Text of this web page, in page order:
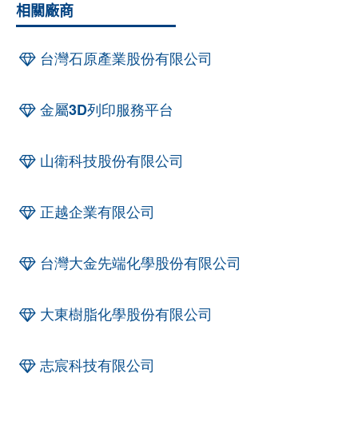
相關廠商
台灣石原產業股份有限公司
金屬3D列印服務平台
山衛科技股份有限公司
正越企業有限公司
台灣大金先端化學股份有限公司
大東樹脂化學股份有限公司
志宸科技有限公司